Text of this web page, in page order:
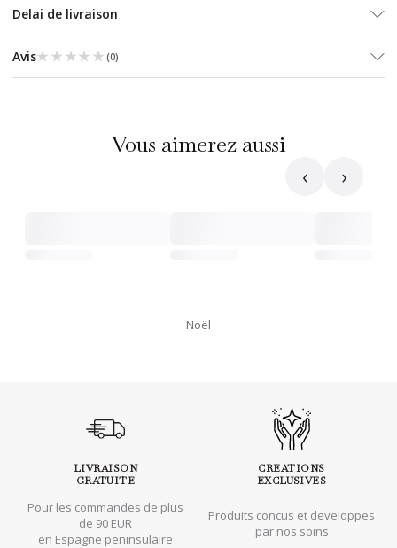
Delai de livraison
Avis★★★★★
★★★★★ (0)
Vous aimerez aussi
‹ ›
Noël
LIVRAISON
GRATUITE
Pour les commandes de plus
de 90 EUR
en Espagne peninsulaire
CREATIONS
EXCLUSIVES
Produits concus et developpes
par nos soins